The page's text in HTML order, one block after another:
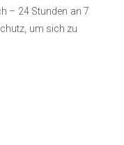
– 24 Stunden an 7
um sich zu